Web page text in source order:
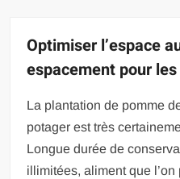
Optimiser l’espace
espacement pour
La plantation de pomme
potager est très
Longue durée de
illimitées, aliment que